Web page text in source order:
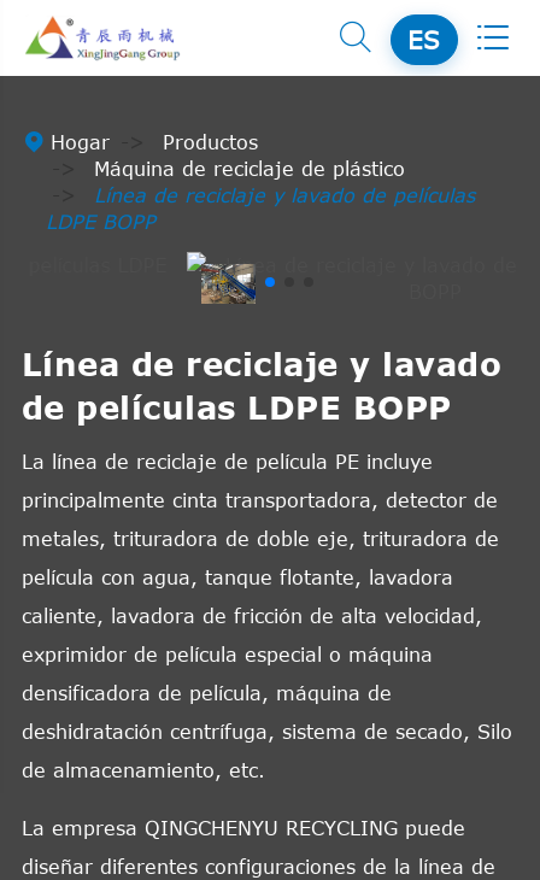
 ES 
 Hogar
Productos
Máquina de reciclaje de plástico
Línea de reciclaje y lavado de películas
LDPE BOPP
Línea de reciclaje y lavado
de películas LDPE BOPP
La línea de reciclaje de película PE incluye
principalmente cinta transportadora, detector de
metales, trituradora de doble eje, trituradora de
película con agua, tanque flotante, lavadora
caliente, lavadora de fricción de alta velocidad,
exprimidor de película especial o máquina
densificadora de película, máquina de
deshidratación centrífuga, sistema de secado, Silo
de almacenamiento, etc.
La empresa QINGCHENYU RECYCLING puede
diseñar diferentes configuraciones de la línea de